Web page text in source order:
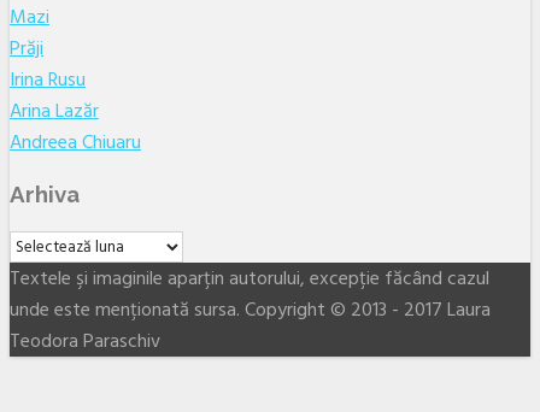
Mazi
Prăji
Irina Rusu
Arina Lazăr
Andreea Chiuaru
Arhiva
Arhiva
Textele şi imaginile aparţin autorului, excepţie făcând cazul
unde este menţionată sursa. Copyright © 2013 - 2017 Laura
Teodora Paraschiv